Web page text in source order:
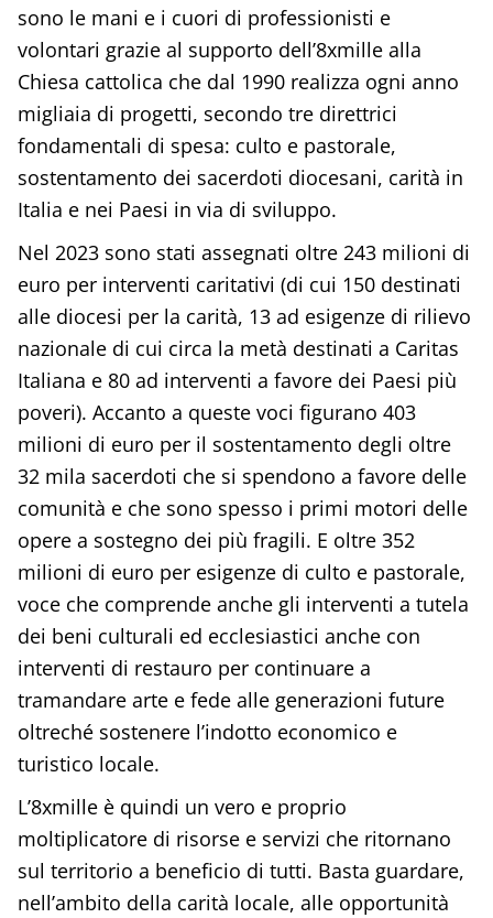
sono le mani e i cuori di professionisti e
volontari grazie al supporto dell’8xmille alla
Chiesa cattolica che dal 1990 realizza ogni anno
migliaia di progetti, secondo tre direttrici
fondamentali di spesa: culto e pastorale,
sostentamento dei sacerdoti diocesani, carità in
Italia e nei Paesi in via di sviluppo.
Nel 2023 sono stati assegnati oltre 243 milioni di
euro per interventi caritativi (di cui 150 destinati
alle diocesi per la carità, 13 ad esigenze di rilievo
nazionale di cui circa la metà destinati a Caritas
Italiana e 80 ad interventi a favore dei Paesi più
poveri). Accanto a queste voci figurano 403
milioni di euro per il sostentamento degli oltre
32 mila sacerdoti che si spendono a favore delle
comunità e che sono spesso i primi motori delle
opere a sostegno dei più fragili. E oltre 352
milioni di euro per esigenze di culto e pastorale,
voce che comprende anche gli interventi a tutela
dei beni culturali ed ecclesiastici anche con
interventi di restauro per continuare a
tramandare arte e fede alle generazioni future
oltreché sostenere l’indotto economico e
turistico locale.
L’8xmille è quindi un vero e proprio
moltiplicatore di risorse e servizi che ritornano
sul territorio a beneficio di tutti. Basta guardare,
nell’ambito della carità locale, alle opportunità